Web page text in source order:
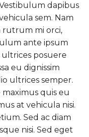
dapibus
sem. Nam
rutrum mi orci,
ante ipsum
posuere
eu dignissim
ultrices semper.
quis eu
at vehicula nisi.
Sed ac diam
nisi. Sed eget